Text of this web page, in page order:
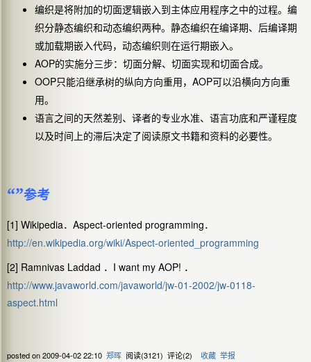
编织是将附加的切面逻辑嵌入到主体应用程序之中的过程。编
织分静态编织和动态编织两种。静态编织在编译期、后编译期
或加载期嵌入代码，动态编织则在运行期嵌入。
AOP的实施分三步：切面分解、切面实现和切面合成。
OOP只能沿继承树的纵向方向重用， AOP可以沿横向方向重
用。
语言之间的天然差别、译者的专业水准、语言功底和严谨程度
以及时间上的滞后决定了阅读原文书籍和资料的必要性。
“”参考
[1] Wikipedia． Aspect-oriented programming ．
http://en.wikipedia.org/wiki/Aspect-oriented_programming
[2] Ramnivas Laddad ． I want my AOP! ．
http://www.javaworld.com/javaworld/jw-01-2002/jw-0118-
aspect.html
posted on2009-04-02 22:10 郑晖 阅读(3121) 评论(2) 收藏 举报